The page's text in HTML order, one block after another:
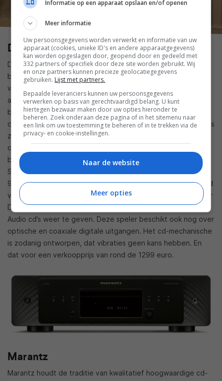
Denon
Dat een goede cd-speler geen fortuin hoeft te kosten
bewijst de nieuwe Denon DCD-900NE, met een verkoopprijs
van 499 euro. Deze degelijk gebouwde speler ziet er niet
alleen goed uit, maar heeft voor zijn prijs klankmatig veel te
bieden, met een signaal/ruisverhouding van 115 dB en een
dynamisch bereik van 101 dB. Advanced AL32 Processing Plus
zorgt voor een optimale benadering van de oorspronkelijke
opname. Je kunt een USB-stick inpluggen en FLAC-
bestanden tot 192 kHz of DSD 2.8 MHz / 5,6 MHz afspelen.
Samen met de bijbehorende geintegreerde versterker PMA-
900HNE werd aan de DCD-900NE een EISA Award toegekend
voor ‘Best Value Stereo System 2022-2023’. De grotere broer
DCD-1600NE biedt nog veel meer en is ook in staat Super
Audio cd’s weer te geven. Deze speler beschikt ook nog over
optische en coaxiale digitale uitgangen. Het cd-mechanische
is zodanig ontworpen, dat vibraties geen kans hebben. En
dat voor een verkoopprijs van rond de 1299 euro.
Marantz
Marantz houdt de traditie van kwalitatief hoogwaardige cd-
Informatie op een apparaat opslaan en/of openen
Meer informatie
Uw persoonsgegevens worden verwerkt en informatie van uw
apparaat (cookies, unieke ID's en andere apparaatgegevens)
kan worden opgeslagen door, geopend door en gedeeld met
332 partners of specifiek door deze site worden gebruikt. Wij
en onze partners kunnen precieze geolocatiegegevens
gebruiken. Lijst met partners.
Bepaalde leveranciers kunnen uw persoonsgegevens
verwerken op basis van gerechtvaardigd belang. U kunt
hiertegen bezwaar maken door uw opties hieronder te
beheren. Zoek onderaan deze pagina of in het sitemenu naar
een link om uw toestemming te beheren of in te trekken via de
privacy- en cookie-instellingen.
Naar de website
Meer opties